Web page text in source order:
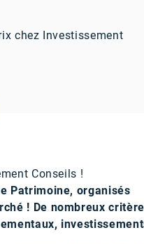
chez Investissement
Conseils !
Patrimoine, organisés
! De nombreux